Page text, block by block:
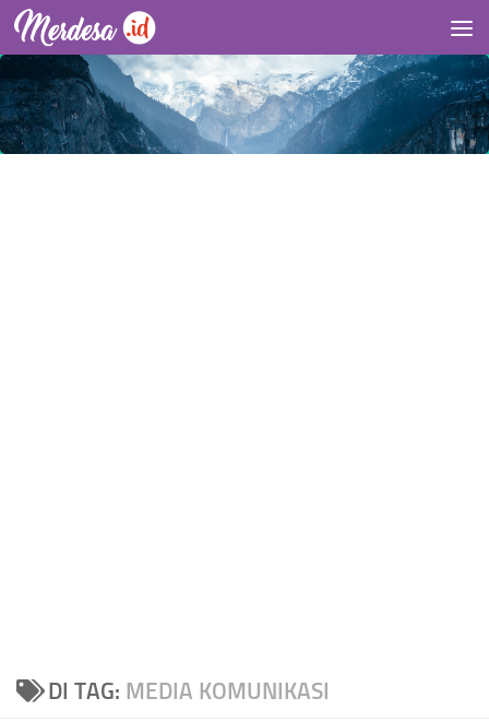
Skip to content
DI TAG: MEDIA KOMUNIKASI